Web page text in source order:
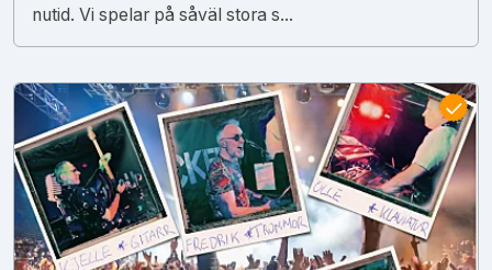
nutid. Vi spelar på såväl stora s...